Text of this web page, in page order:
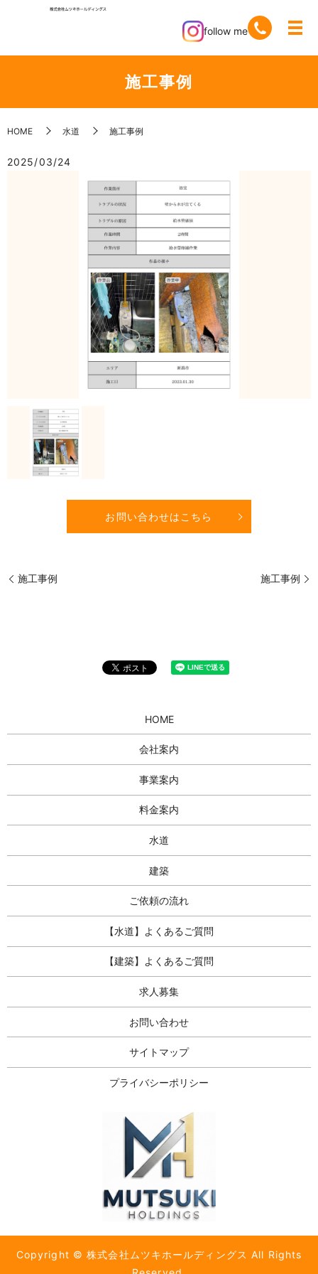
follow me
施工事例
HOME 水道 施工事例
2025/03/24
お問い合わせはこちら
施工事例 施工事例
HOME
会社案内
事業案内
料金案内
水道
建築
ご依頼の流れ
【水道】よくあるご質問
【建築】よくあるご質問
求人募集
お問い合わせ
サイトマップ
プライバシーポリシー
Copyright © 株式会社ムツキホールディングス All Rights